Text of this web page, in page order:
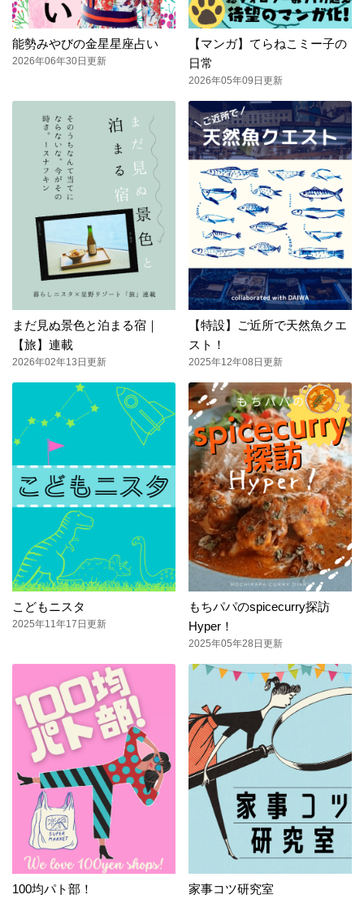
能勢みやびの金星星座占い
2026年06年30日更新
【マンガ】てらねこミー子の
日常
2026年05年09日更新
まだ見ぬ景色と泊まる宿｜
【旅】連載
2026年02年13日更新
【特設】ご近所で天然魚クエ
スト！
2025年12年08日更新
こどもニスタ
2025年11年17日更新
もちパパのspicecurry探訪
Hyper！
2025年05年28日更新
100均パト部！ 家事コツ研究室